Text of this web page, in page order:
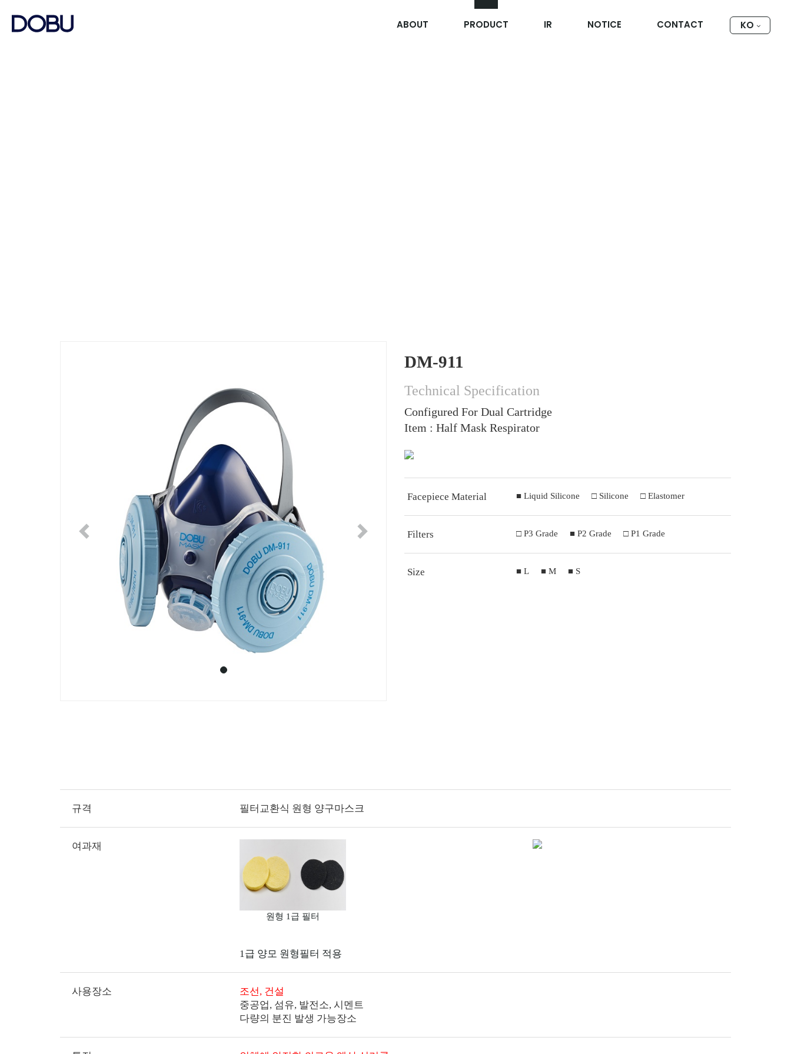
ABOUT PRODUCT IR NOTICE CONTACT KO
Previous
DM-911
Technical Specification
Configured For Dual Cartridge
Item : Half Mask Respirator
Facepiece Material ■ Liquid Silicone □ Silicone □ Elastomer
Filters □ P3 Grade ■ P2 Grade □ P1 Grade
Size ■ L ■ M ■ S
규격 필터교환식 원형 양구마스크
여과재
원형 1급 필터
1급 양모 원형필터 적용
사용장소
조선, 건설
중공업, 섬유, 발전소, 시멘트
다량의 분진 발생 가능장소